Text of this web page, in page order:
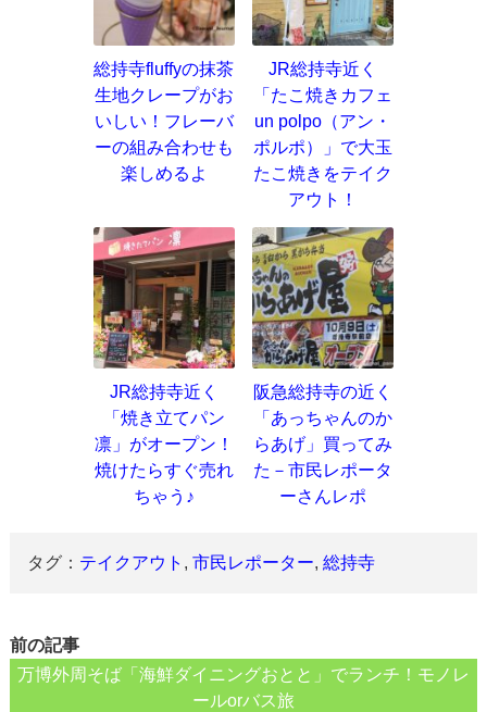
総持寺fluffyの抹茶
生地クレープがお
いしい！フレーバ
ーの組み合わせも
楽しめるよ
JR総持寺近く
「たこ焼きカフェ
un polpo（アン・
ポルポ）」で大玉
たこ焼きをテイク
アウト！
JR総持寺近く
「焼き立てパン
凛」がオープン！
焼けたらすぐ売れ
ちゃう♪
阪急総持寺の近く
「あっちゃんのか
らあげ」買ってみ
た－市民レポータ
ーさんレポ
タグ： テイクアウト ,市民レポーター,総持寺
前の記事
万博外周そば「海鮮ダイニングおとと」でランチ！モノレ
ールorバス旅